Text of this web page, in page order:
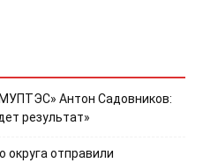
Антон Садовников:
результат»
округа отправили